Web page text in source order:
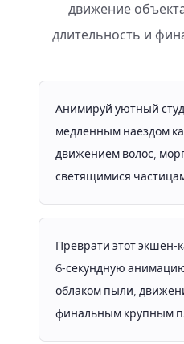
движение
длительность и
Анимируй уютный
медленным наездом
движением волос,
светящимися
Преврати этот
6‑секундную
облаком пыли,
финальным крупным